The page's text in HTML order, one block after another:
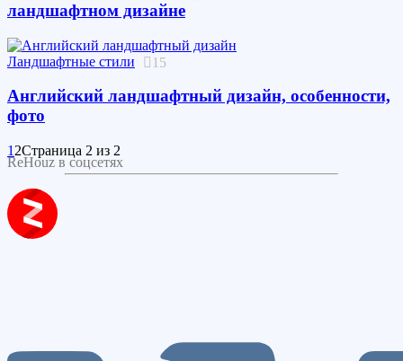
ландшафтном дизайне
Ландшафтные стили 15
Английский ландшафтный дизайн, особенности,
фото
1 2Страница 2 из 2
ReHouz в соцсетях